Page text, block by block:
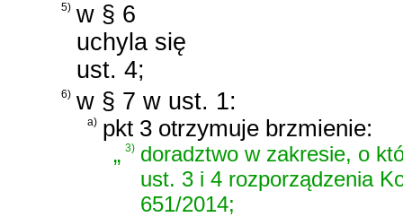
5) w § 6
uchyla się
ust. 4;
6) w § 7 w ust. 1:
a) pkt 3 otrzymuje brzmienie:
„3) doradztwo w zakresie, o
ust. 3 i 4 rozporządzenia
651/2014;